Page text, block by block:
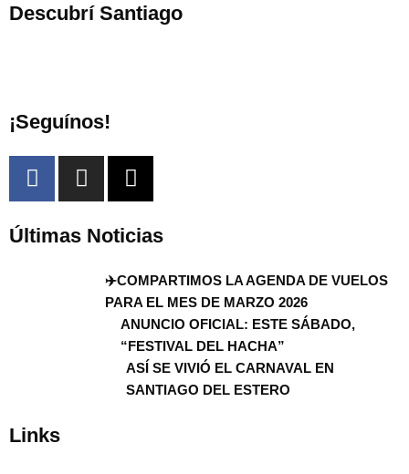
Descubrí Santiago
¡Seguínos!
Últimas Noticias
✈️COMPARTIMOS LA AGENDA DE VUELOS
PARA EL MES DE MARZO 2026
ANUNCIO OFICIAL: ESTE SÁBADO,
“FESTIVAL DEL HACHA”
ASÍ SE VIVIÓ EL CARNAVAL EN
SANTIAGO DEL ESTERO
Links